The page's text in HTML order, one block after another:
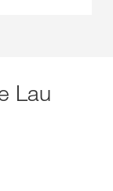
Lau